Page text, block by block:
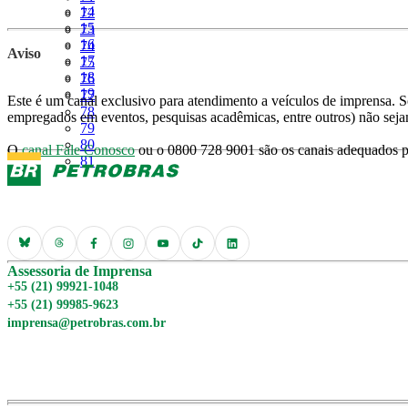
Página
14
Página
15
Página
16
Página
17
Página
18
Página
19
Página
72
Página
73
Página
74
Página
75
Página
76
Página
77
Página
78
Página
79
Página
80
Página
81
Aviso
Este é um canal exclusivo para atendimento a veículos de
empregados em eventos, pesquisas acadêmicas, entre outros) não
Ocanal Fale Conoscoou o 0800 728 9001 são os canais adequados
Assessoria de Imprensa
+55 (21) 99921-1048
+55 (21) 99985-9623
imprensa@petrobras.com.br